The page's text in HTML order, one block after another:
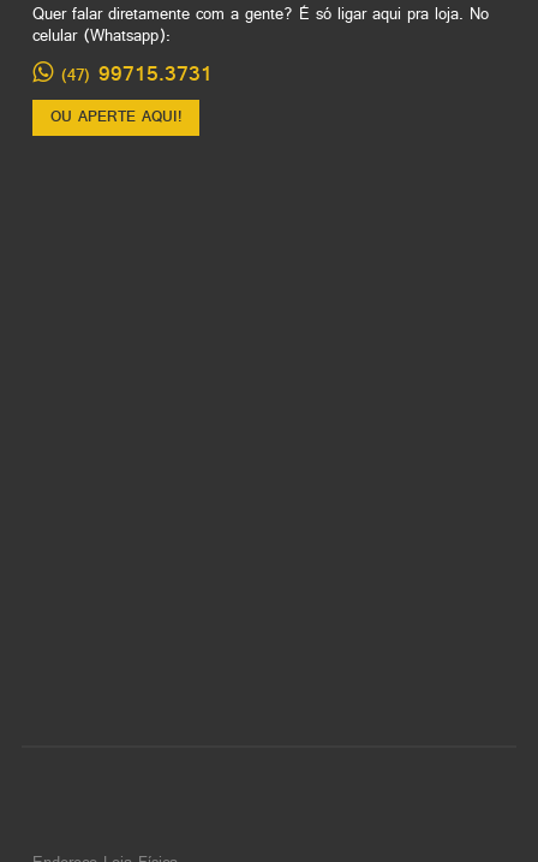
Quer falar diretamente com a gente? É só ligar aqui pra loja. No
celular (Whatsapp):
(47) 99715.3731
OU APERTE AQUI!